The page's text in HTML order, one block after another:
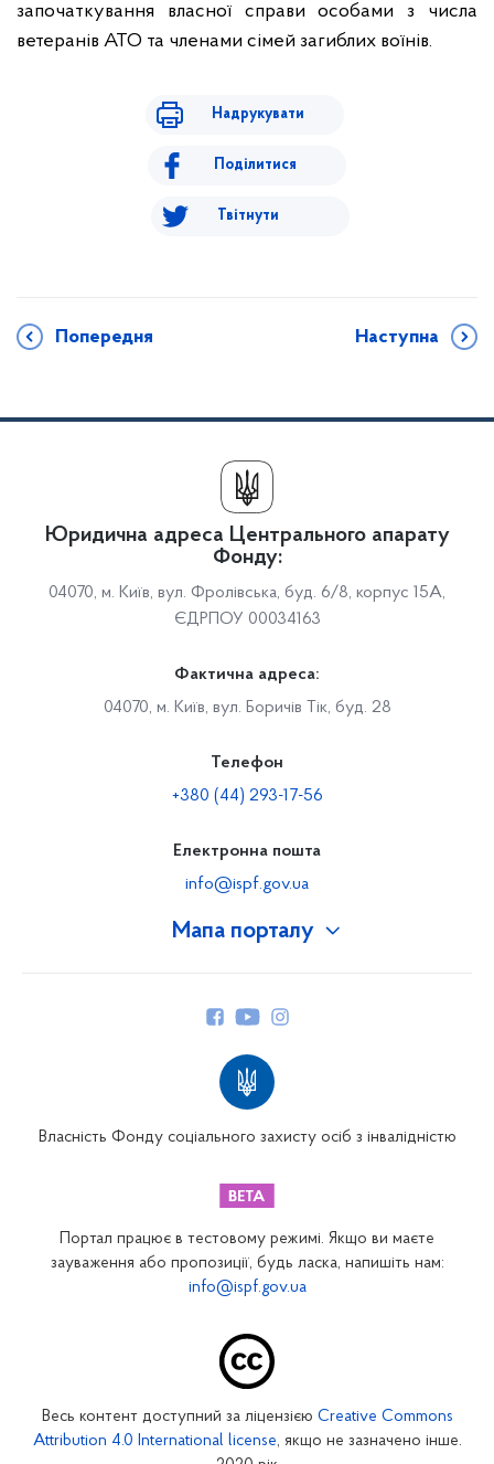
започаткування власної справи особами з числа
ветеранів АТО та членами сімей загиблих воїнів.
Надрукувати
Поділитися
Твітнути
Попередня Наступна
Мапа порталу
Закарпатське відділення
Запорізьке відділення
Кіровоградське відділення
Юридична адреса Центрального апарату
Фонду:
04070, м. Київ, вул. Фролівська, буд. 6/8, корпус 15А,
ЄДРПОУ 00034163
Фактична адреса:
04070, м. Київ, вул. Боричів Тік, буд. 28
Телефон
+380 (44) 293-17-56
Електронна пошта
info@ispf.gov.ua
Власність Фонду соціального захисту осіб з інвалідністю
Портал працює в тестовому режимі. Якщо ви маєте
зауваження або пропозиції, будь ласка, напишіть нам:
info@ispf.gov.ua
Весь контент доступний за ліцензією Creative Commons
Attribution 4.0 International license, якщо не зазначено інше.